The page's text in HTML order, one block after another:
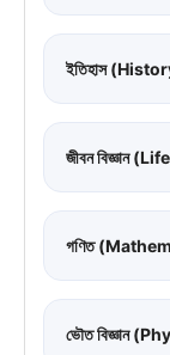
ইতিহাস
জীবন বিজ্ঞান
গণিত
ভৌত বিজ্ঞান